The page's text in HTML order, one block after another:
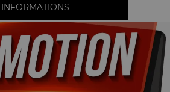
INFORMATIONS